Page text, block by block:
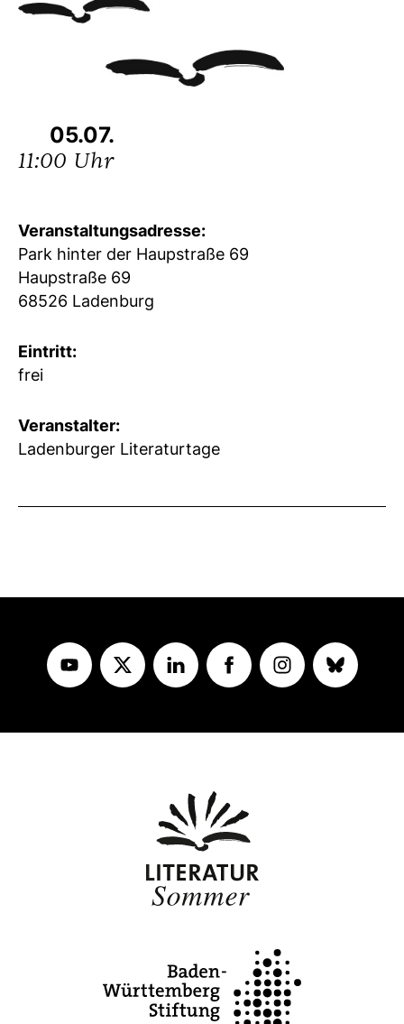
05.07.
11:00 Uhr
Veranstaltungsadresse:
Park hinter der Haupstraße 69
Haupstraße 69
68526 Ladenburg
Eintritt:
frei
Veranstalter:
Ladenburger Literaturtage